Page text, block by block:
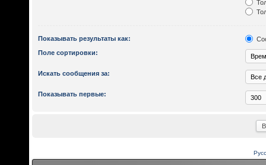
Показывать результаты как:
Поле сортировки:
Искать сообщения за:
Показывать первые: